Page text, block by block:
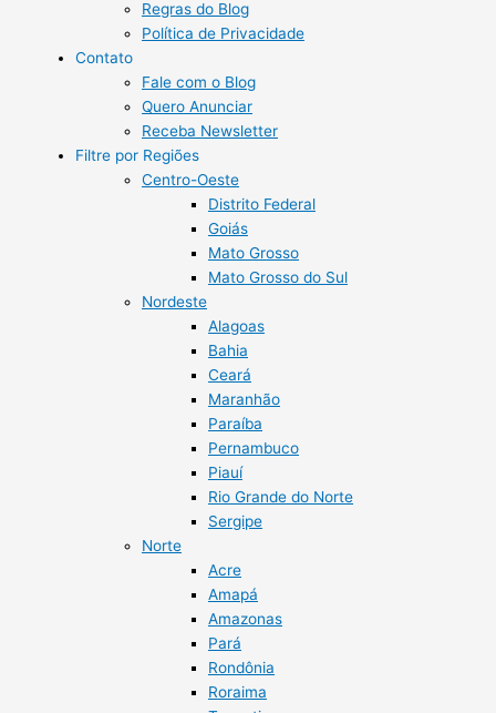
Regras do Blog
Política de Privacidade
Contato
Fale com o Blog
Quero Anunciar
Receba Newsletter
Filtre por Regiões
Centro-Oeste
Distrito Federal
Goiás
Mato Grosso
Mato Grosso do Sul
Nordeste
Alagoas
Bahia
Ceará
Maranhão
Paraíba
Pernambuco
Piauí
Rio Grande do Norte
Sergipe
Norte
Acre
Amapá
Amazonas
Pará
Rondônia
Roraima